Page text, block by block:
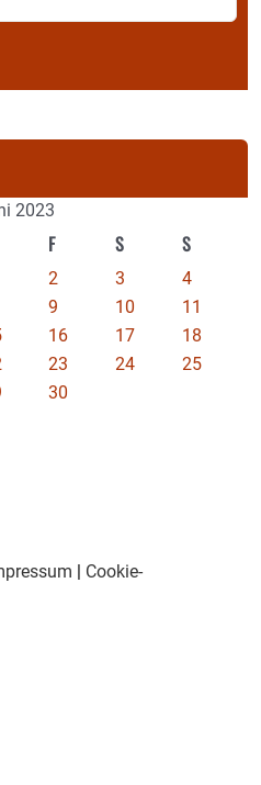
2023
F S S
2 3
4
9 10
11
16 17
18
23 24
25
30
Cookie-